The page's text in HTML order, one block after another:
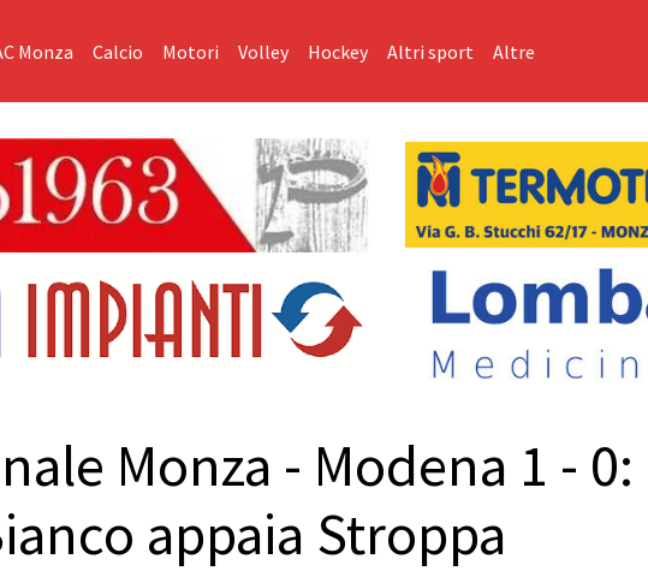
Monza Calcio Motori Volley Hockey Altri sport Altre
Monza - Modena 1 -
appaia Stroppa